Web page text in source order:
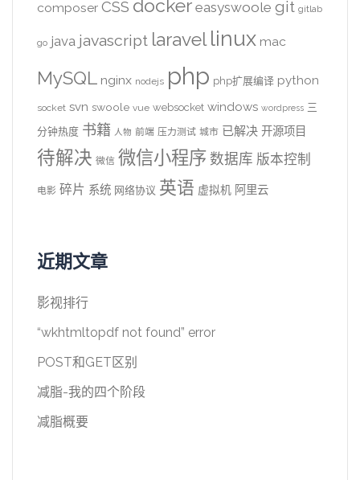
composer CSS docker easyswoole git gitlab
go java javascript laravel linux mac
MySQL nginx nodejs php php扩展编译 python
socket svn swoole vue websocket windows wordpress 三
分钟热度 书籍 人物 前端 压力测试 城市 已解决 开源项目
待解决 微信 微信小程序 数据库 版本控制
电影 碎片 系统 网络协议 英语 虚拟机 阿里云
近期文章
影视排行
“wkhtmltopdf not found” error
POST和GET区别
减脂-我的四个阶段
减脂概要